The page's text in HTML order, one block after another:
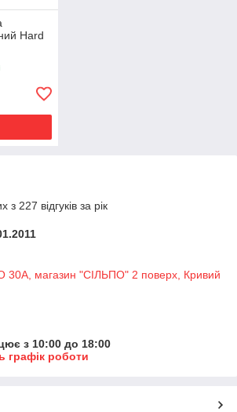
Hard
з 227 відгуків за рік
30А, магазин "СІЛЬПО" 2 поверх, Кривий
з 10:00 до 18:00
графік роботи